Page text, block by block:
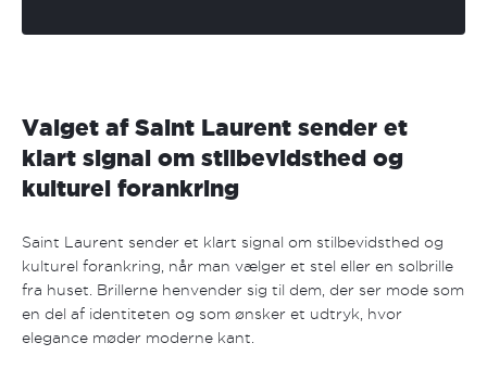
Valget af Saint Laurent sender et
klart signal om stilbevidsthed og
kulturel forankring
Saint Laurent sender et klart signal om stilbevidsthed og
kulturel forankring, når man vælger et stel eller en solbrille
fra huset. Brillerne henvender sig til dem, der ser mode som
en del af identiteten og som ønsker et udtryk, hvor
elegance møder moderne kant.